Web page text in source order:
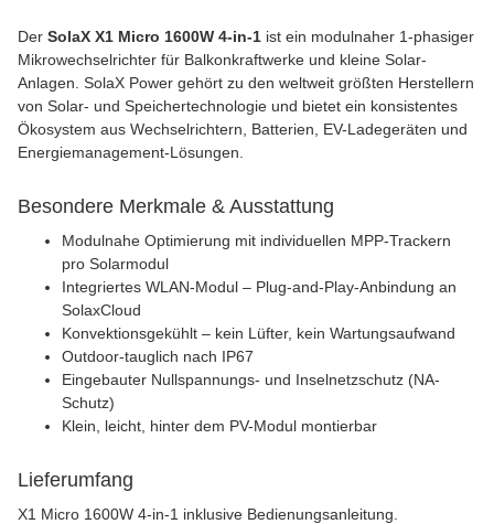
Der SolaX X1 Micro 1600W 4-in-1 ist ein modulnaher 1-phasiger
Mikrowechselrichter für Balkonkraftwerke und kleine Solar-
Anlagen. SolaX Power gehört zu den weltweit größten Herstellern
von Solar- und Speichertechnologie und bietet ein konsistentes
Ökosystem aus Wechselrichtern, Batterien, EV-Ladegeräten und
Energiemanagement-Lösungen.
Besondere Merkmale & Ausstattung
Modulnahe Optimierung mit individuellen MPP-Trackern
pro Solarmodul
Integriertes WLAN-Modul – Plug-and-Play-Anbindung an
SolaxCloud
Konvektionsgekühlt – kein Lüfter, kein Wartungsaufwand
Outdoor-tauglich nach IP67
Eingebauter Nullspannungs- und Inselnetzschutz (NA-
Schutz)
Klein, leicht, hinter dem PV-Modul montierbar
Lieferumfang
X1 Micro 1600W 4-in-1 inklusive Bedienungsanleitung.